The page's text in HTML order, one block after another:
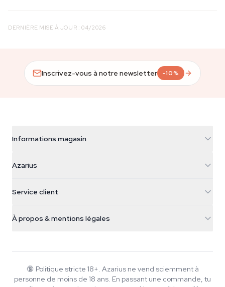
DERNIÈRE MISE À JOUR : 04/2026
Inscrivez-vous à notre newsletter -10%
Informations magasin
Galvaniweg 11
Nederland
+31(0)204897914
Azarius
Smokeshop
Service client
Politique de retour
À propos & mentions légales
Wiki
Musique
🔞 Politique stricte 18+. Azarius ne vend sciemment à
personne de moins de 18 ans. En passant une commande, tu